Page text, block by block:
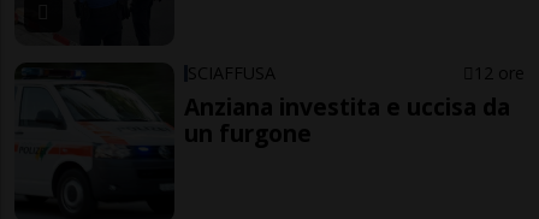
SCIAFFUSA 12 ore
Anziana investita e uccisa da
un furgone